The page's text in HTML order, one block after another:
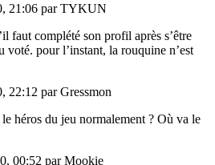
21:06 par TYKUN
faut complété son profil après s’être
voté. pour l’instant, la rouquine n’est
22:12 par Gressmon
héros du jeu normalement ? Où va le
00:52 par Mookie